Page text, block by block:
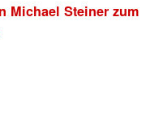
Michael Steiner zum